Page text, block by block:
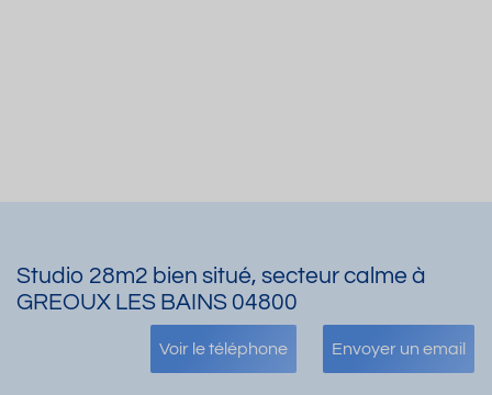
Studio 28m2 bien situé, secteur calme à
GREOUX LES BAINS 04800
Voir le téléphone Envoyer un email